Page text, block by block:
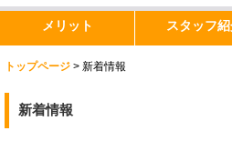
メリット スタッフ
トップページ > 新着情報
新着情報